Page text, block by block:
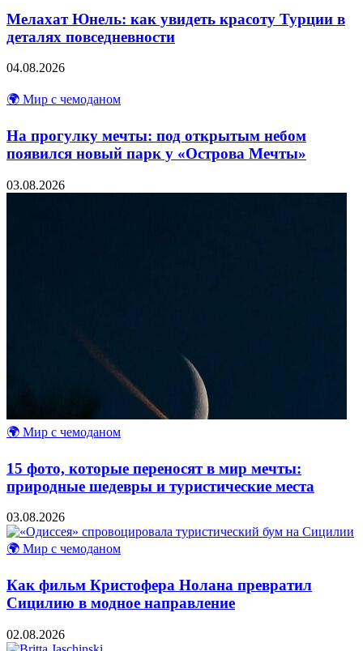
Мелахат Юнель: как увидеть красоту Турции в
деталях повседневности
04.08.2026
🌍 Мир с чемоданом
На прогулку мечты: под открытым небом
появился новый парк у «Острова Мечты»
03.08.2026
🌍 Мир с чемоданом
15 фото, которые переносят в мир мечты:
природные шедевры и туристические места
03.08.2026
🌍 Мир с чемоданом
Как фильм Кристофера Нолана превратил
Сицилию в модное направление
02.08.2026